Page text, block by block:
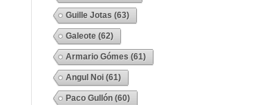
Guille Jotas (63)
Galeote (62)
Armario Gómes (61)
Angul Noi (61)
Paco Gullón (60)